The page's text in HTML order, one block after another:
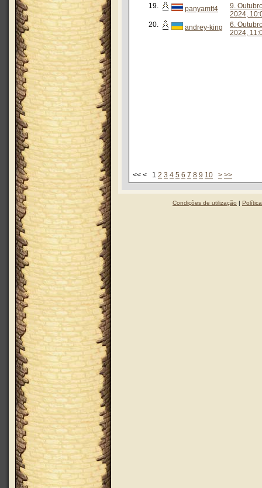
19.
panyamtt4
9.
2024,
20.
andrey-king
6.
2024,
<< < 1 2 3 4 5 6 7 8 9 10 > >>
Condições de utilização |